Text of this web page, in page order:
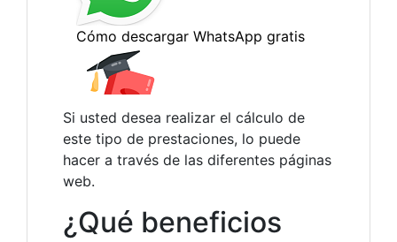
Si usted desea realizar el cálculo de
este tipo de prestaciones, lo puede
hacer a través de las diferentes páginas
web.
¿Qué beneficios